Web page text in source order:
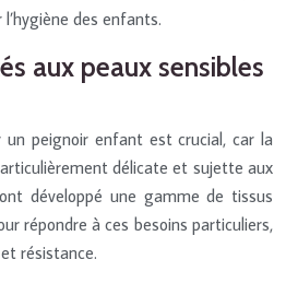
des enfants.
aux peaux sensibles
peignoir enfant est crucial, car la
délicate et sujette aux
développé une gamme de tissus
répondre à ces besoins particuliers,
résistance.